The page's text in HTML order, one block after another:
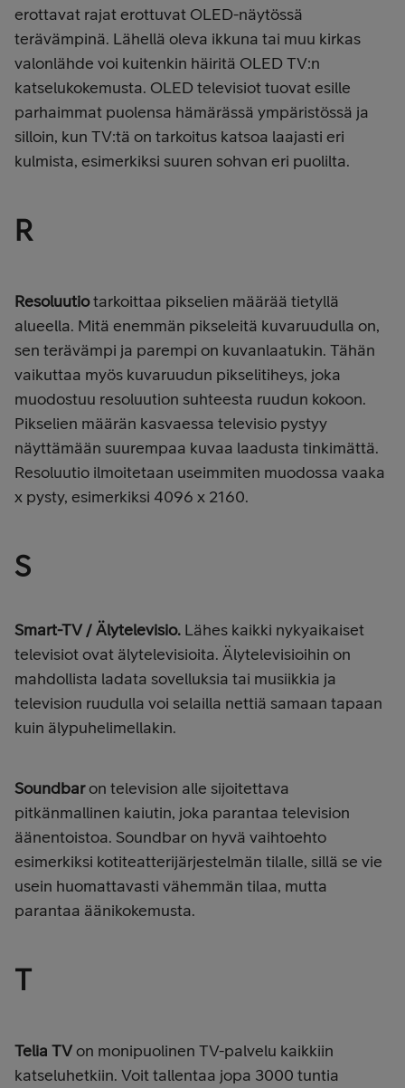
erottavat rajat erottuvat OLED-näytössä
terävämpinä. Lähellä oleva ikkuna tai muu kirkas
valonlähde voi kuitenkin häiritä OLED TV:n
katselukokemusta. OLED televisiot tuovat esille
parhaimmat puolensa hämärässä ympäristössä ja
silloin, kun TV:tä on tarkoitus katsoa laajasti eri
kulmista, esimerkiksi suuren sohvan eri puolilta.
R
Resoluutiotarkoittaa pikselien määrää tietyllä
alueella. Mitä enemmän pikseleitä kuvaruudulla on,
sen terävämpi ja parempi on kuvanlaatukin. Tähän
vaikuttaa myös kuvaruudun pikselitiheys, joka
muodostuu resoluution suhteesta ruudun kokoon.
Pikselien määrän kasvaessa televisio pystyy
näyttämään suurempaa kuvaa laadusta tinkimättä.
Resoluutio ilmoitetaan useimmiten muodossa vaaka
x pysty, esimerkiksi 4096 x 2160.
S
Smart-TV / Älytelevisio. Lähes kaikki nykyaikaiset
televisiot ovat älytelevisioita. Älytelevisioihin on
mahdollista ladata sovelluksia tai musiikkia ja
television ruudulla voi selailla nettiä samaan tapaan
kuin älypuhelimellakin.
Soundbaron television alle sijoitettava
pitkänmallinen kaiutin, joka parantaa television
äänentoistoa. Soundbar on hyvä vaihtoehto
esimerkiksi kotiteatterijärjestelmän tilalle, sillä se vie
usein huomattavasti vähemmän tilaa, mutta
parantaa äänikokemusta.
T
Telia TVon monipuolinen TV-palvelu kaikkiin
katseluhetkiin. Voit tallentaa jopa 3000 tuntia